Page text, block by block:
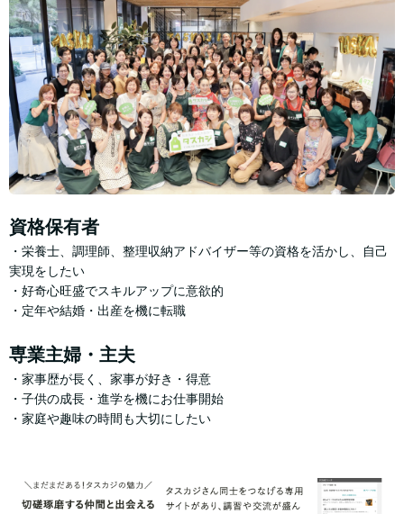
資格保有者
・栄養士、調理師、整理収納アドバイザー等の資格を活かし、自己
実現をしたい
・好奇心旺盛でスキルアップに意欲的
・定年や結婚・出産を機に転職
専業主婦・主夫
・家事歴が長く、家事が好き・得意
・子供の成長・進学を機にお仕事開始
・家庭や趣味の時間も大切にしたい